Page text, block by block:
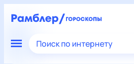
Поиск по интернету